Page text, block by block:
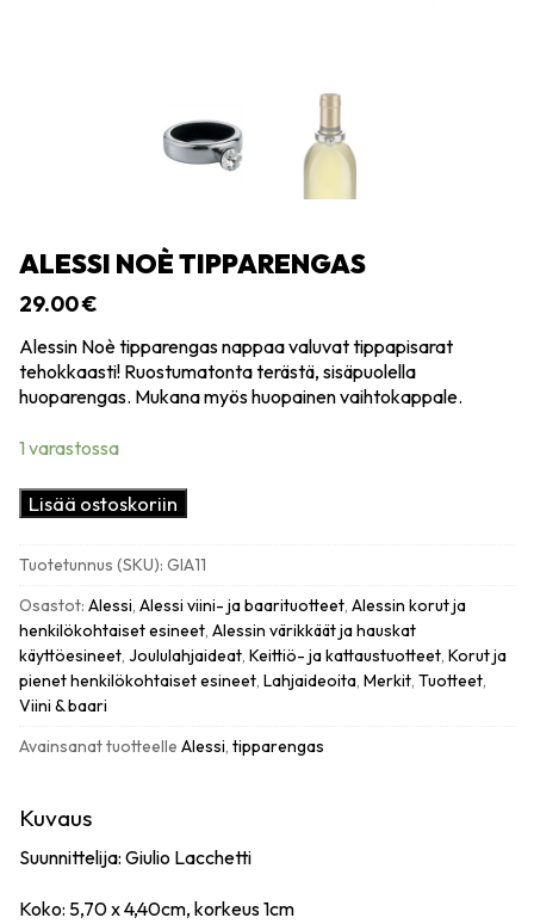
ALESSI NOÈ TIPPARENGAS
29.00€
Alessin Noè tipparengas nappaa valuvat tippapisarat
tehokkaasti! Ruostumatonta terästä, sisäpuolella
huoparengas. Mukana myös huopainen vaihtokappale.
1 varastossa
Alessi
Noè
määrä
Lisää ostoskoriin
Tuotetunnus (SKU): GIA11
Osastot: Alessi, Alessi viini- ja baarituotteet, Alessin korut ja
henkilökohtaiset esineet, Alessin värikkäät ja hauskat
käyttöesineet, Joululahjaideat, Keittiö- ja kattaustuotteet, Korut ja
pienet henkilökohtaiset esineet, Lahjaideoita, Merkit, Tuotteet,
Viini & baari
Avainsanat tuotteelle Alessi, tipparengas
Kuvaus
Suunnittelija: Giulio Lacchetti
Koko: 5,70 x 4,40cm, korkeus 1cm